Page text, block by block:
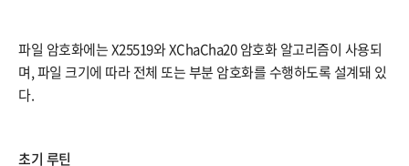
파일 암호화에는 X25519와 XChaCha20 암호화 알고리즘이 사용되
며, 파일 크기에 따라 전체 또는 부분 암호화를 수행하도록 설계돼 있
다.
초기 루틴